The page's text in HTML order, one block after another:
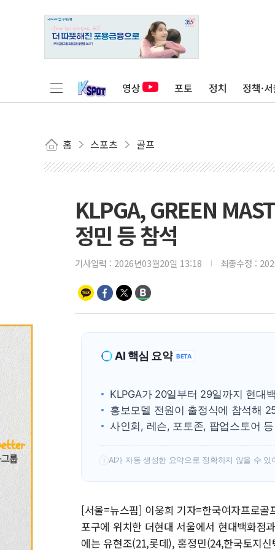
영상 포토 정치 정책·
홈 스포츠 골프
KLPGA, GREEN
정민 등 참석
기사입력 : 2026년03월20일 13:18 최종수정 :
AI 핵심 요약 BETA
KLPGA가 20일부터 29일까지 현대
홍보모델 전원이 출정식에 참석해
사인회, 레슨, 포토존, 팝업스토어
! AI가 자동 생성한 요약으로 정확하지 않을 수 있
[서울=뉴스핌] 이웅희 기자=한국여자프로
포구에 위치한 더현대 서울에서 현대백화점
에는 유현조(21,롯데), 홍정민(24,한국토지